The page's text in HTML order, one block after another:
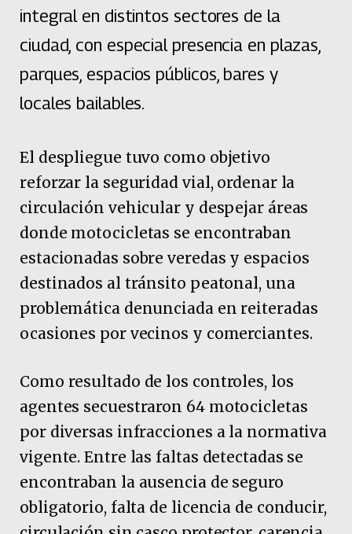
integral en distintos sectores de la
ciudad, con especial presencia en plazas,
parques, espacios públicos, bares y
locales bailables.
El despliegue tuvo como objetivo
reforzar la seguridad vial, ordenar la
circulación vehicular y despejar áreas
donde motocicletas se encontraban
estacionadas sobre veredas y espacios
destinados al tránsito peatonal, una
problemática denunciada en reiteradas
ocasiones por vecinos y comerciantes.
Como resultado de los controles, los
agentes secuestraron 64 motocicletas
por diversas infracciones a la normativa
vigente. Entre las faltas detectadas se
encontraban la ausencia de seguro
obligatorio, falta de licencia de conducir,